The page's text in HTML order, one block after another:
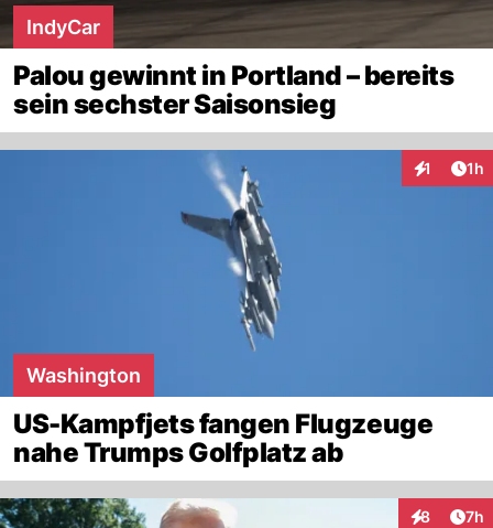
IndyCar
Palou gewinnt in Portland – bereits
sein sechster Saisonsieg
1 1h
Washington
US-Kampfjets fangen Flugzeuge
nahe Trumps Golfplatz ab
8 7h